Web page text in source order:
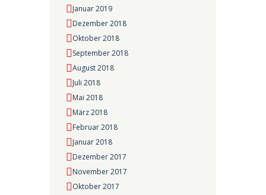
Januar 2019
Dezember 2018
Oktober 2018
September 2018
August 2018
Juli 2018
Mai 2018
März 2018
Februar 2018
Januar 2018
Dezember 2017
November 2017
Oktober 2017